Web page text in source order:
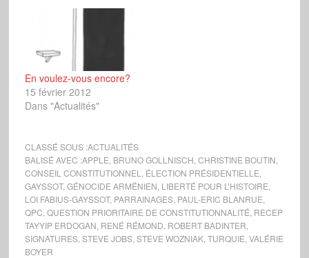
En voulez-vous encore?
15 février 2012
Dans "Actualités"
CLASSÉ SOUS :ACTUALITÉS
BALISÉ AVEC :APPLE BRUNO GOLLNISCH CHRISTINE BOUTIN
CONSEIL CONSTITUTIONNEL
ÉLECTION PRÉSIDENTIELLE
GAYSSOT, GÉNOCIDE ARMÉNIEN LIBERTÉ POUR L’HISTOIRE
LOI FABIUS-GAYSSOT, PARRAINAGES, PAUL-ERIC BLANRUE
QPC QUESTION PRIORITAIRE DE CONSTITUTIONNALITÉ RECEP
TAYYIP ERDOGAN RENÉ RÉMOND ROBERT BADINTER
SIGNATURES, STEVE JOBS, STEVE WOZNIAK, TURQUIE VALÉRIE
BOYER